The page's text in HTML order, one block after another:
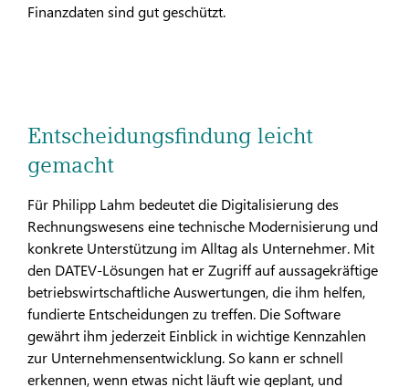
Finanzdaten sind gut geschützt.
Entscheidungsfindung leicht
gemacht
Für Philipp Lahm bedeutet die Digitalisierung des
Rechnungswesens eine technische Modernisierung und
konkrete Unterstützung im Alltag als Unternehmer. Mit
den DATEV-Lösungen hat er Zugriff auf aussagekräftige
betriebswirtschaftliche Auswertungen, die ihm helfen,
fundierte Entscheidungen zu treffen. Die Software
gewährt ihm jederzeit Einblick in wichtige Kennzahlen
zur Unternehmensentwicklung. So kann er schnell
erkennen, wenn etwas nicht läuft wie geplant, und